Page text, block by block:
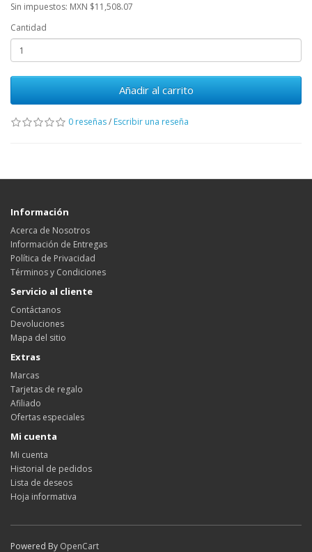
Sin impuestos: MXN $11,508.07
Cantidad
Añadir al carrito
0 reseñas/ Escribir una reseña
Información
Acerca de Nosotros
Información de Entregas
Política de Privacidad
Términos y Condiciones
Servicio al cliente
Contáctanos
Devoluciones
Mapa del sitio
Extras
Marcas
Tarjetas de regalo
Afiliado
Ofertas especiales
Mi cuenta
Mi cuenta
Historial de pedidos
Lista de deseos
Hoja informativa
Powered By OpenCart